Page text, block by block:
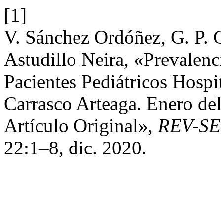
[1]
V. Sánchez Ordóñez, G. P.
Astudillo Neira,
Pacientes Pediátricos
Carrasco Arteaga. Enero
Artículo Original», REV-
22:1–8, dic. 2020.